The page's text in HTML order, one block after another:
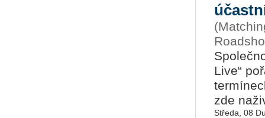
Live“
zde
Středa, 08